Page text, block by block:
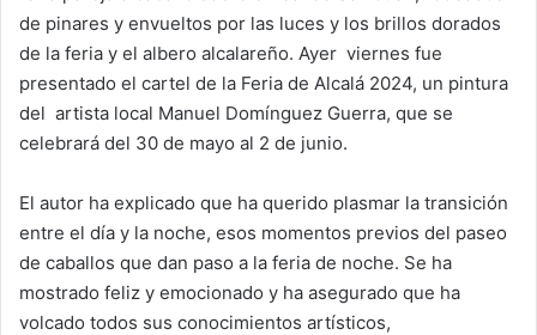
at
s
A
p
p
c
e
b
o
o
k
itt
er
k
e
dI
n
ai
l
m
p
ar
tir
de pinares y envueltos por las luces y los brillos dorados
de la feria y el albero alcalareño. Ayer viernes fue
presentado el cartel de la Feria de Alcalá 2024, un pintura
del artista local Manuel Domínguez Guerra, que se
celebrará del 30 de mayo al 2 de junio.
El autor ha explicado que ha querido plasmar la transición
entre el día y la noche, esos momentos previos del paseo
de caballos que dan paso a la feria de noche. Se ha
mostrado feliz y emocionado y ha asegurado que ha
volcado todos sus conocimientos artísticos,